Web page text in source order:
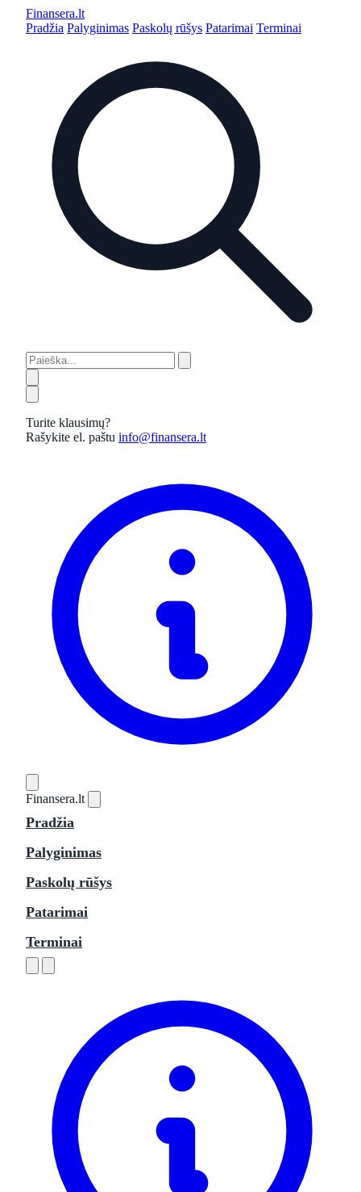
Finansera.lt
Pradžia Palyginimas Paskolų rūšys Patarimai Terminai
Turite klausimų?
Rašykite el. paštu info@finansera.lt
Finansera.lt
Pradžia
Palyginimas
Paskolų rūšys
Patarimai
Terminai